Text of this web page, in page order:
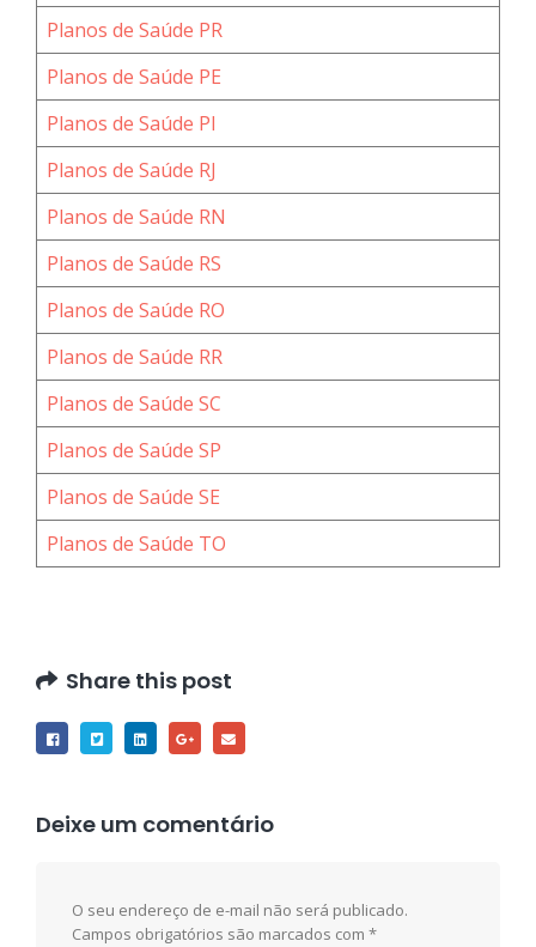
Planos de Saúde PR
Planos de Saúde PE
Planos de Saúde PI
Planos de Saúde RJ
Planos de Saúde RN
Planos de Saúde RS
Planos de Saúde RO
Planos de Saúde RR
Planos de Saúde SC
Planos de Saúde SP
Planos de Saúde SE
Planos de Saúde TO
Share this post
Deixe um comentário
O seu endereço de e-mail não será publicado.
Campos obrigatórios são marcados com *